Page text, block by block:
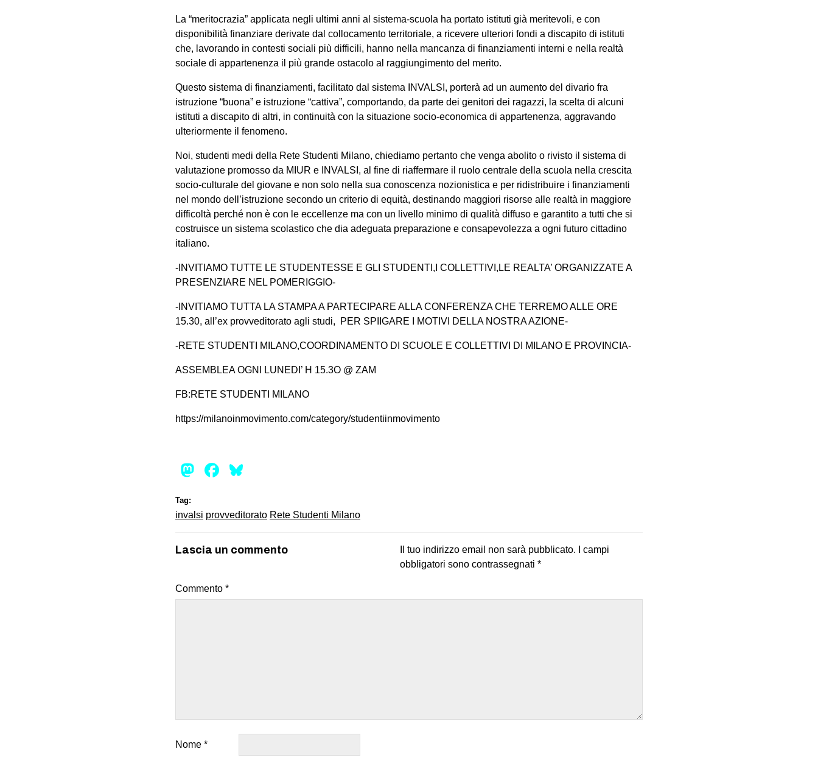
La “meritocrazia” applicata negli ultimi anni al sistema-scuola ha portato istituti già meritevoli, e con
disponibilità finanziare derivate dal collocamento territoriale, a ricevere ulteriori fondi a discapito di istituti
che, lavorando in contesti sociali più difficili, hanno nella mancanza di finanziamenti interni e nella realtà
sociale di appartenenza il più grande ostacolo al raggiungimento del merito.
Questo sistema di finanziamenti, facilitato dal sistema INVALSI, porterà ad un aumento del divario fra
istruzione “buona” e istruzione “cattiva”, comportando, da parte dei genitori dei ragazzi, la scelta di alcuni
istituti a discapito di altri, in continuità con la situazione socio-economica di appartenenza, aggravando
ulteriormente il fenomeno.
Noi, studenti medi della Rete Studenti Milano, chiediamo pertanto che venga abolito o rivisto il sistema di
valutazione promosso da MIUR e INVALSI, al fine di riaffermare il ruolo centrale della scuola nella crescita
socio-culturale del giovane e non solo nella sua conoscenza nozionistica e per ridistribuire i finanziamenti
nel mondo dell’istruzione secondo un criterio di equità, destinando maggiori risorse alle realtà in maggiore
difficoltà perché non è con le eccellenze ma con un livello minimo di qualità diffuso e garantito a tutti che si
costruisce un sistema scolastico che dia adeguata preparazione e consapevolezza a ogni futuro cittadino
italiano.
-INVITIAMO TUTTE LE STUDENTESSE E GLI STUDENTI,I COLLETTIVI,LE REALTA’ ORGANIZZATE A
PRESENZIARE NEL POMERIGGIO-
-INVITIAMO TUTTA LA STAMPA A PARTECIPARE ALLA CONFERENZA CHE TERREMO ALLE ORE
15.30, all’ex provveditorato agli studi, PER SPIIGARE I MOTIVI DELLA NOSTRA AZIONE-
-RETE STUDENTI MILANO,COORDINAMENTO DI SCUOLE E COLLETTIVI DI MILANO E PROVINCIA-
ASSEMBLEA OGNI LUNEDI’ H 15.3O @ ZAM
FB:RETE STUDENTI MILANO
https://milanoinmovimento.com/category/studentiinmovimento
Mastodon
Facebook
Tag:
invalsi provveditorato Rete Studenti Milano
Lascia un commento Il tuo indirizzo email non sarà pubblicato.
I campi
obbligatori sono contrassegnati *
Commento *
Nome *